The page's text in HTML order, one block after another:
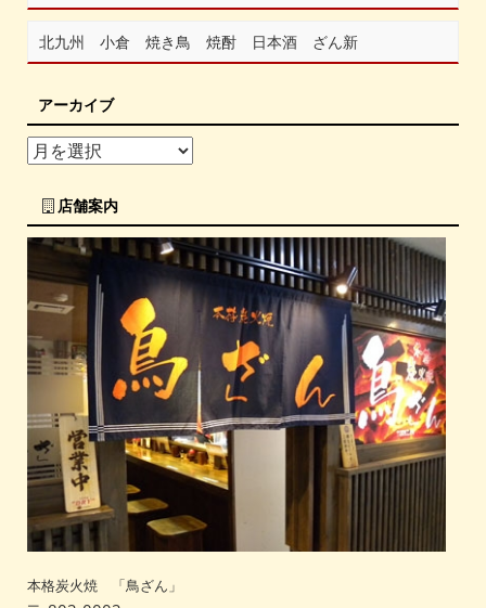
北九州 小倉 焼き鳥 焼酎 日本酒 ざん新
アーカイブ
店舗案内
本格炭火焼 「鳥ざん」